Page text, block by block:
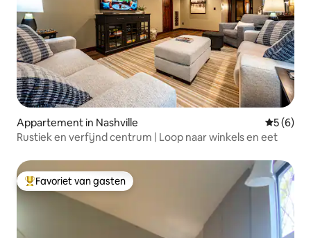
Appartement in Nashville
5 (6)
Rustiek en verfijnd centrum | Loop naar winkels en eet
Topfavoriet van gasten
Favoriet van gasten